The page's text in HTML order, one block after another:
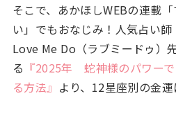
そこで、あかほしWEBの連載
い」でもおなじみ！人気占い
Love Me Do（ラブミードゥ）
る 『2025年 蛇神様のパワー
る方法』 より、12星座別の金運